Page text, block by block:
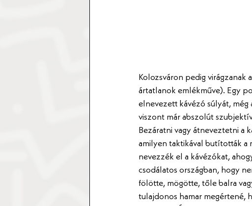
Kolozsváron pedig
ártatlanok emlékműve). Egy
elnevezett kávézó súlyát, még
viszont már abszolút
Bezáratni vagy átneveztetni a
amilyen taktikával butították a
nevezzék el a kávézókat,
csodálatos országban, hogy
fölötte, mögötte, tőle balra
tulajdonos hamar megértené,